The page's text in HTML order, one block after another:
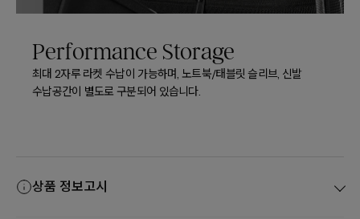
Performance Storage
최대 2자루 라켓 수납이 가능하며, 노트북/태블릿 슬리브, 신발
수납공간이 별도로 구분되어 있습니다.
상품 정보고시